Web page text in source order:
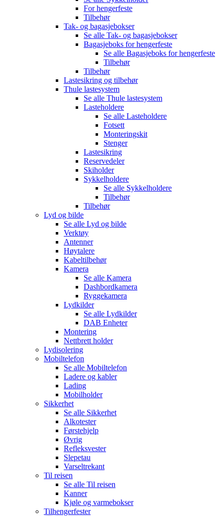
For hengerfeste
Tilbehør
Tak- og bagasjebokser
Se alle Tak- og bagasjebokser
Bagasjeboks for hengerfeste
Se alle Bagasjeboks for hengerfeste
Tilbehør
Tilbehør
Lastesikring og tilbehør
Thule lastesystem
Se alle Thule lastesystem
Lasteholdere
Se alle Lasteholdere
Fotsett
Monteringskit
Stenger
Lastesikring
Reservedeler
Skiholder
Sykkelholdere
Se alle Sykkelholdere
Tilbehør
Tilbehør
Lyd og bilde
Se alle Lyd og bilde
Verktøy
Antenner
Høytalere
Kabeltilbehør
Kamera
Se alle Kamera
Dashbordkamera
Ryggekamera
Lydkilder
Se alle Lydkilder
DAB Enheter
Montering
Nettbrett holder
Lydisolering
Mobiltelefon
Se alle Mobiltelefon
Ladere og kabler
Lading
Mobilholder
Sikkerhet
Se alle Sikkerhet
Alkotester
Førstehjelp
Øvrig
Refleksvester
Slepetau
Varseltrekant
Til reisen
Se alle Til reisen
Kanner
Kjøle og varmebokser
Tilhengerfester